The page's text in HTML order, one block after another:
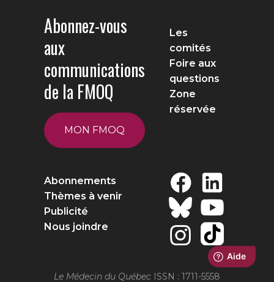
Abonnez-vous
aux
communications
de la FMOQ
MON FMOQ
Les
comités
Foire aux
questions
Zone
réservée
Abonnements
Thèmes à venir
Publicité
Nous joindre
Le Médecin du Québec ISSN : 1711-5558